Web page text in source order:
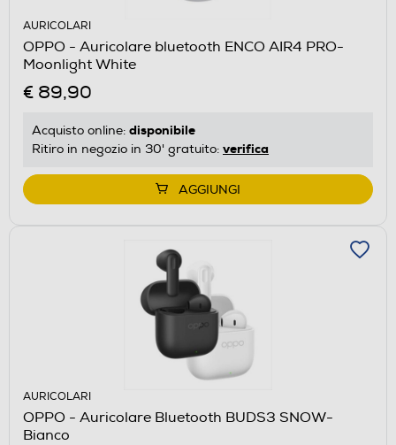
AURICOLARI
OPPO - Auricolare bluetooth ENCO AIR4 PRO-
Moonlight White
€ 89,90
Acquisto online: disponibile
Ritiro in negozio in 30' gratuito: verifica
AGGIUNGI
AURICOLARI
OPPO - Auricolare Bluetooth BUDS3 SNOW-
Bianco